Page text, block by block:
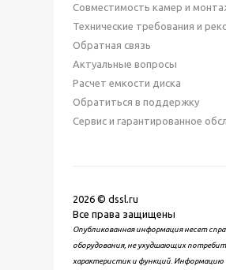
Совместимость камер и
Технические требования и
Обратная связь
Актуальные вопросы
Расчет емкости диска
Обратиться в поддержку
Сервис и гарантированное
2026 © dssl.ru
Все права защищены
Опубликованная информация несет
оборудования, не ухудшающих
характеристик и функций.